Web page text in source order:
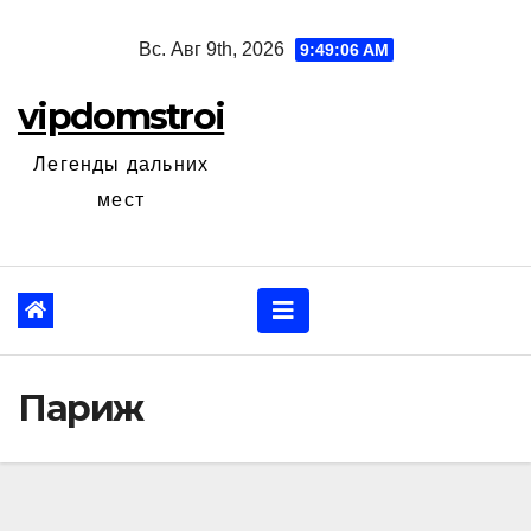
Вс. Авг 9th, 2026 9:49:07 AM
vipdomstroi
Легенды дальних
мест
Париж